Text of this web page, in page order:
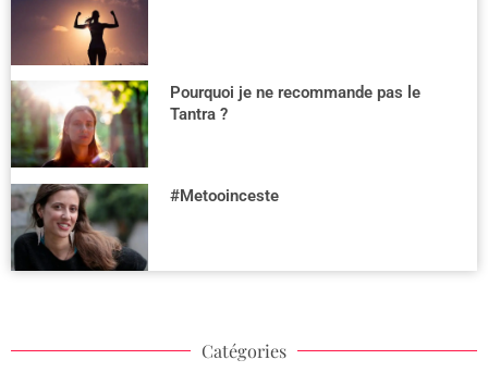
Pourquoi je ne recommande pas le
Tantra ?
#Metooinceste
Catégories